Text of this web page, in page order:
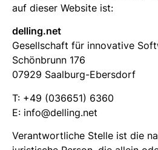
auf dieser Website ist:
delling.net
Gesellschaft für innovative
Schönbrunn 176
07929 Saalburg-Ebersdorf
T: +49 (036651) 6360
E: info@delling.net
Verantwortliche Stelle ist die